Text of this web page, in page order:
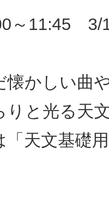
～11:45 3/
懐かしい曲
りと光る天
「天文基礎